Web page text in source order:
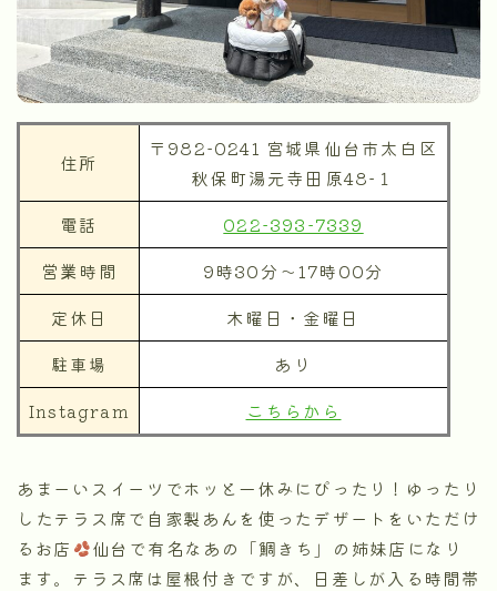
住所
〒982-0241 宮城県仙台市太白区
秋保町湯元寺田原48−１
電話
022-393-7339
営業時間
9時30分～17時00分
定休日
木曜日・金曜日
駐車場
あり
Instagram
こちらから
あまーいスイーツでホッと一休みにぴったり！ゆったり
したテラス席で自家製あんを使ったデザートをいただけ
るお店
仙台で有名なあの「鯛きち」の姉妹店になり
ます。テラス席は屋根付きですが、日差しが入る時間帯